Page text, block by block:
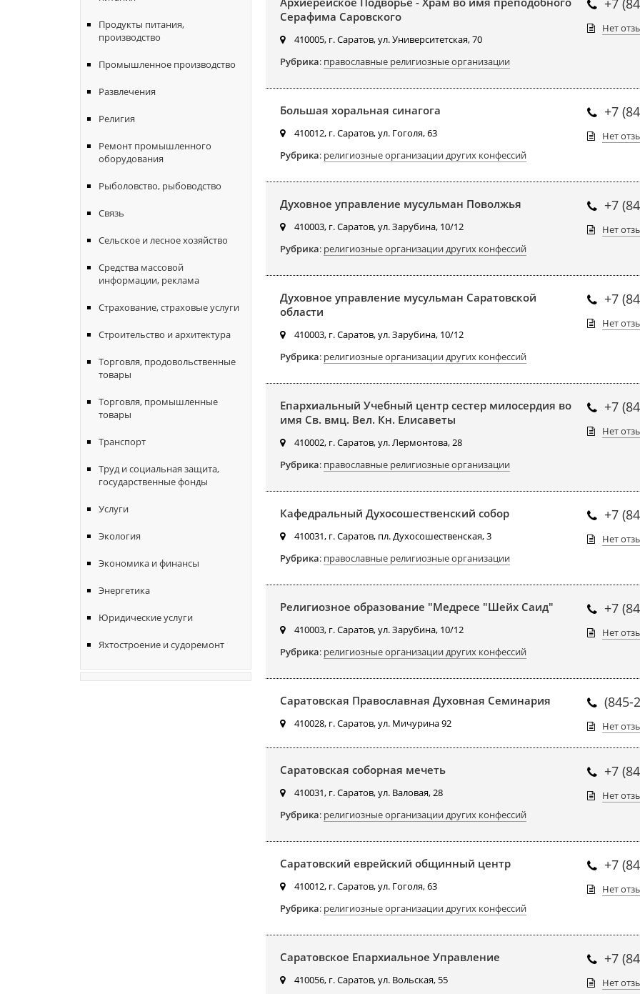
Продукты питания,
производство
Промышленное производство
Развлечения
Религия
Ремонт промышленного
оборудования
Рыболовство, рыбоводство
Связь
Сельское и лесное хозяйство
Средства массовой
информации, реклама
Страхование, страховые услуги
Строительство и архитектура
Торговля, продовольственные
товары
Торговля, промышленные
товары
Транспорт
Труд и социальная защита,
государственные фонды
Услуги
Экология
Экономика и финансы
Энергетика
Юридические услуги
Яхтостроение и судоремонт
Серафима Саровского
410005, г. Саратов, ул. Университетская, 70
Рубрика: православные религиозные организации
Нет
Большая хоральная синагога
410012, г. Саратов, ул. Гоголя, 63
Рубрика: религиозные организации других конфессий
+7
Нет
Духовное управление мусульман Поволжья
410003, г. Саратов, ул. Зарубина, 10/12
Рубрика: религиозные организации других конфессий
+7
Нет
Духовное управление мусульман Саратовской
области
410003, г. Саратов, ул. Зарубина, 10/12
Рубрика: религиозные организации других конфессий
+7
Нет
Епархиальный Учебный центр сестер милосердия во
имя Св. вмц. Вел. Кн. Елисаветы
410002, г. Саратов, ул. Лермонтова, 28
Рубрика: православные религиозные организации
+7
Нет
Кафедральный Духосошественский собор
410031, г. Саратов, пл. Духосошественская, 3
Рубрика: православные религиозные организации
+7
Нет
Религиозное образование "Медресе "Шейх Саид"
410003, г. Саратов, ул. Зарубина, 10/12
Рубрика: религиозные организации других конфессий
+7
Нет
Саратовская Православная Духовная Семинария
410028, г. Саратов, ул. Мичурина 92
(845-
Нет
Саратовская соборная мечеть
410031, г. Саратов, ул. Валовая, 28
Рубрика: религиозные организации других конфессий
+7
Нет
Саратовский еврейский общинный центр
410012, г. Саратов, ул. Гоголя, 63
Рубрика: религиозные организации других конфессий
+7
Нет
Саратовское Епархиальное Управление
410056, г. Саратов, ул. Вольская, 55
+7
Нет